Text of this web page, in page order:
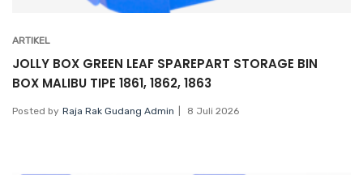
ARTIKEL
JOLLY BOX GREEN LEAF SPAREPART STORAGE BIN
BOX MALIBU TIPE 1861, 1862, 1863
Posted by Raja Rak Gudang Admin 8 Juli 2026